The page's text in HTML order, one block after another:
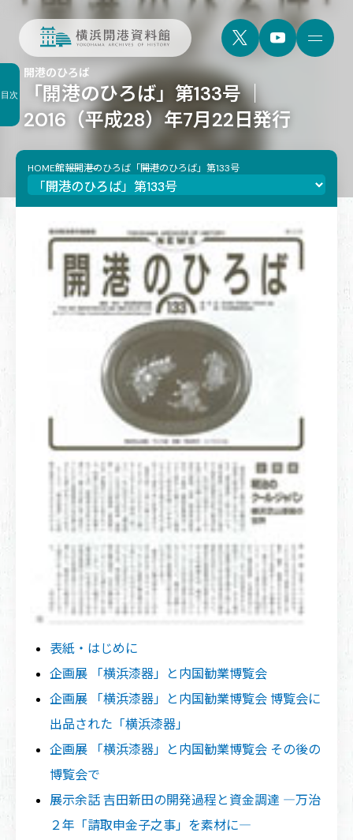
「開港のひろば」第133号 ｜
2016（平成28）年7月22日発行
開港のひろば
HOME館報開港のひろば 「開港のひろば」第133号
表紙・はじめに
企画展 「横浜漆器」と内国勧業博覧会
企画展 「横浜漆器」と内国勧業博覧会 博覧会に
出品された「横浜漆器」
企画展 「横浜漆器」と内国勧業博覧会 その後の
博覧会で
展示余話 吉田新田の開発過程と資金調達 ―万治
２年「請取申金子之事」を素材に―
目次